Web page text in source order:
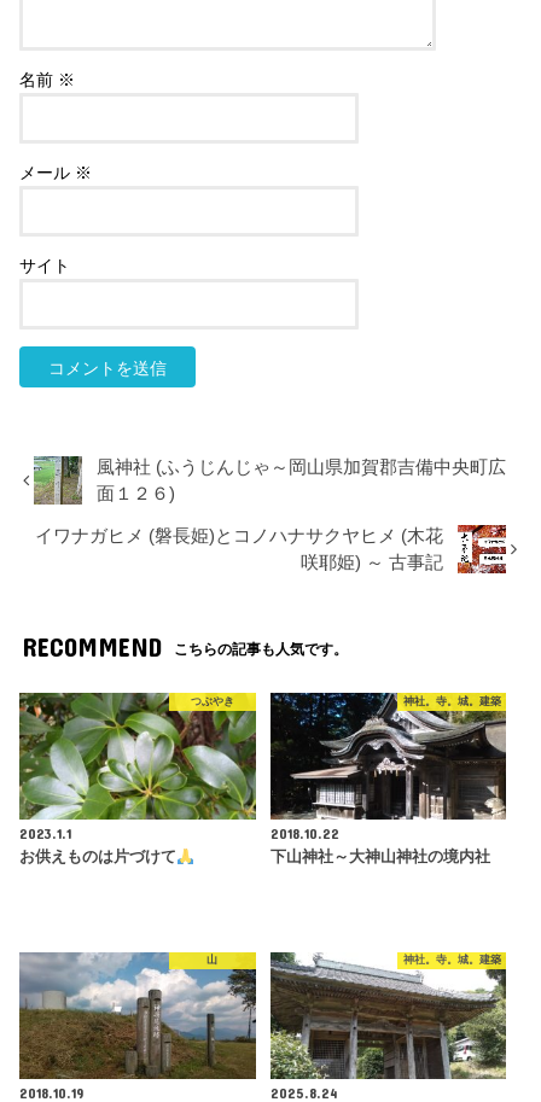
名前 ※
メール ※
サイト
風神社 (ふうじんじゃ～岡山県加賀郡吉備中央町広
面１２６)
イワナガヒメ (磐長姫)とコノハナサクヤヒメ (木花
咲耶姫) ～ 古事記
RECOMMEND こちらの記事も人気です。
つぶやき
2023.1.1
お供えものは片づけて
神社。寺。城。建築
2018.10.22
下山神社～大神山神社の境内社
山
2018.10.19
神社。寺。城。建築
2025.8.24